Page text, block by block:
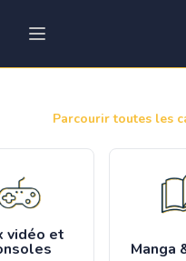
Parcourir toutes les
vidéo et
Manga